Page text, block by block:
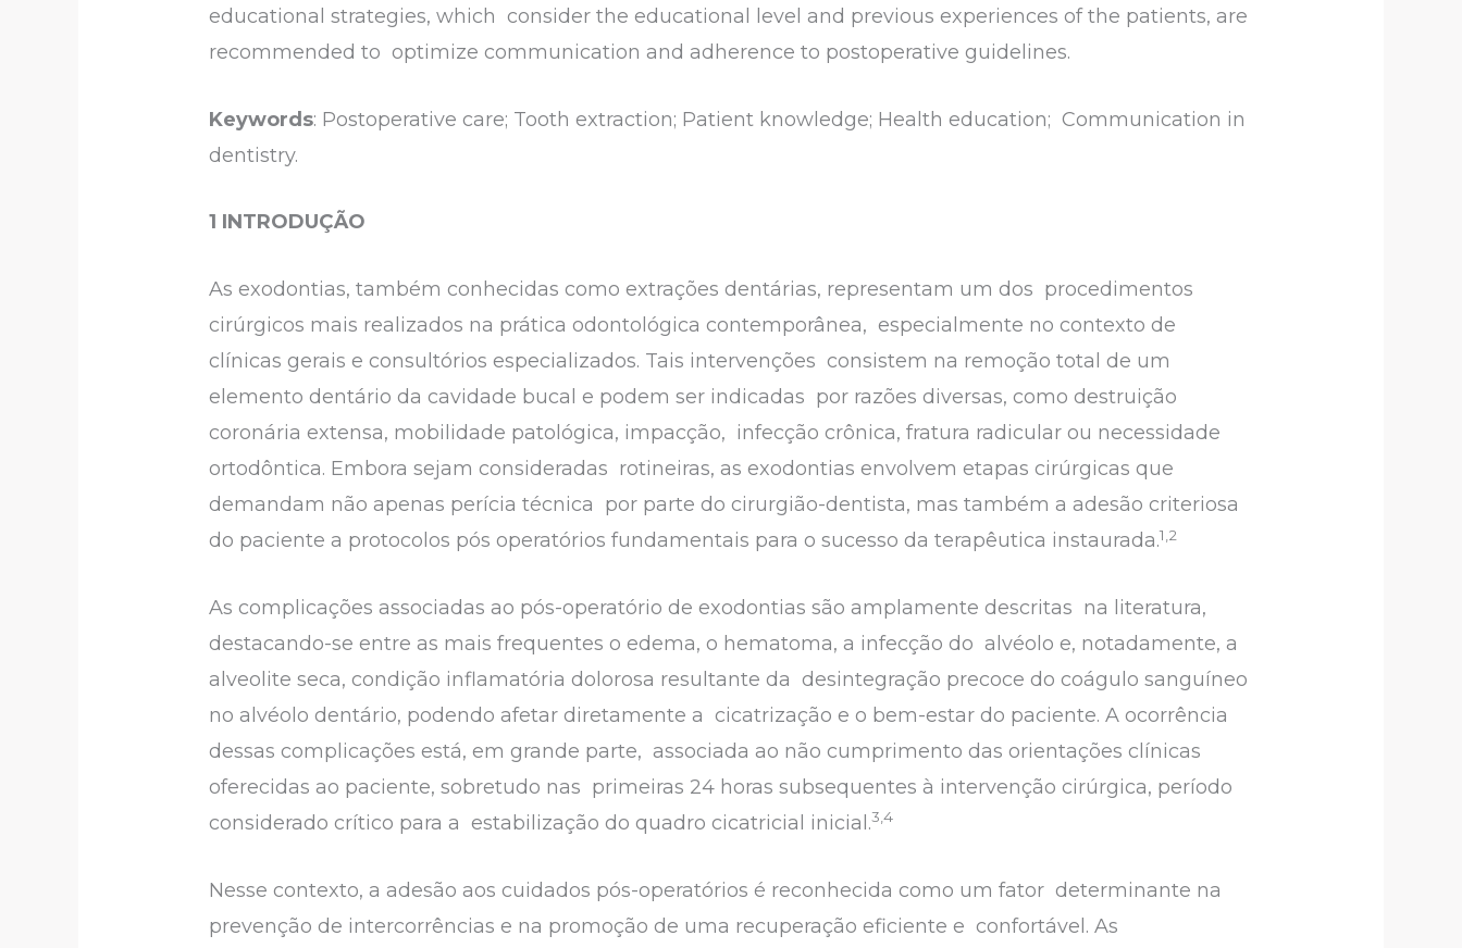
educational strategies, which consider the educational level and previous experiences of the patients, are
recommended to optimize communication and adherence to postoperative guidelines.
Keywords: Postoperative care; Tooth extraction; Patient knowledge; Health education; Communication in
dentistry.
1 INTRODUÇÃO
As exodontias, também conhecidas como extrações dentárias, representam um dos procedimentos
cirúrgicos mais realizados na prática odontológica contemporânea, especialmente no contexto de
clínicas gerais e consultórios especializados. Tais intervenções consistem na remoção total de um
elemento dentário da cavidade bucal e podem ser indicadas por razões diversas, como destruição
coronária extensa, mobilidade patológica, impacção, infecção crônica, fratura radicular ou necessidade
ortodôntica. Embora sejam consideradas rotineiras, as exodontias envolvem etapas cirúrgicas que
demandam não apenas perícia técnica por parte do cirurgião-dentista, mas também a adesão criteriosa
do paciente a protocolos pós operatórios fundamentais para o sucesso da terapêutica instaurada.1,2
As complicações associadas ao pós-operatório de exodontias são amplamente descritas na literatura,
destacando-se entre as mais frequentes o edema, o hematoma, a infecção do alvéolo e, notadamente, a
alveolite seca, condição inflamatória dolorosa resultante da desintegração precoce do coágulo sanguíneo
no alvéolo dentário, podendo afetar diretamente a cicatrização e o bem-estar do paciente. A ocorrência
dessas complicações está, em grande parte, associada ao não cumprimento das orientações clínicas
oferecidas ao paciente, sobretudo nas primeiras 24 horas subsequentes à intervenção cirúrgica, período
considerado crítico para a estabilização do quadro cicatricial inicial.3,4
Nesse contexto, a adesão aos cuidados pós-operatórios é reconhecida como um fator determinante na
prevenção de intercorrências e na promoção de uma recuperação eficiente e confortável. As